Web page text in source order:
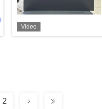
Video
2